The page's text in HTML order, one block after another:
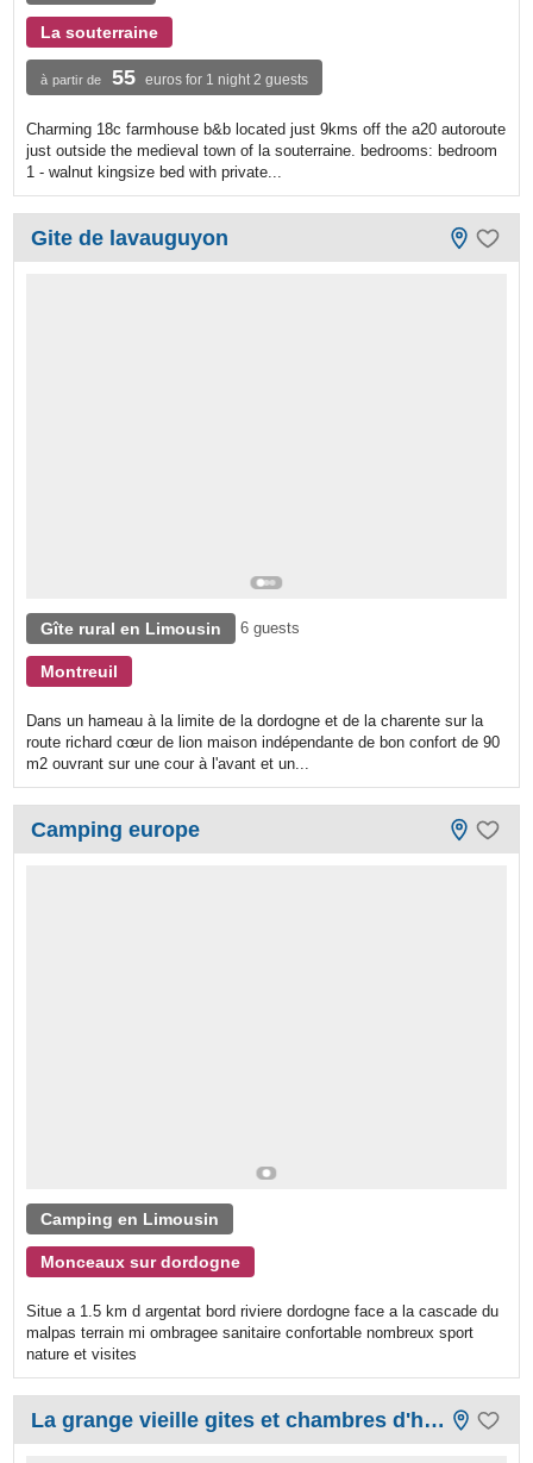
La souterraine
à partir de 55 euros for 1 night 2 guests
Charming 18c farmhouse b&b located just 9kms off the a20 autoroute
just outside the medieval town of la souterraine. bedrooms: bedroom
1 - walnut kingsize bed with private...
Gite de lavauguyon
Gîte rural en Limousin 6 guests
Montreuil
Dans un hameau à la limite de la dordogne et de la charente sur la
route richard cœur de lion maison indépendante de bon confort de 90
m2 ouvrant sur une cour à l'avant et un...
Camping europe
Camping en Limousin
Monceaux sur dordogne
Situe a 1.5 km d argentat bord riviere dordogne face a la cascade du
malpas terrain mi ombragee sanitaire confortable nombreux sport
nature et visites
La grange vieille gites et chambres d'hôtes